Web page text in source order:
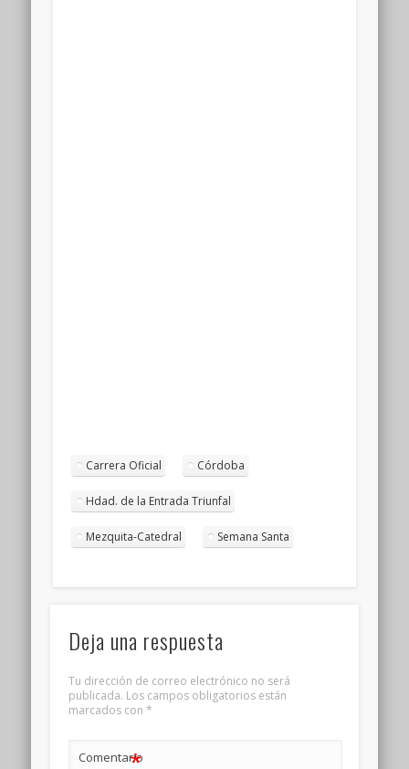
Carrera Oficial Córdoba
Hdad. de la Entrada Triunfal
Mezquita-Catedral Semana Santa
Deja una respuesta
Tu dirección de correo electrónico no será
publicada. Los campos obligatorios están
marcados con *
Comentario
*